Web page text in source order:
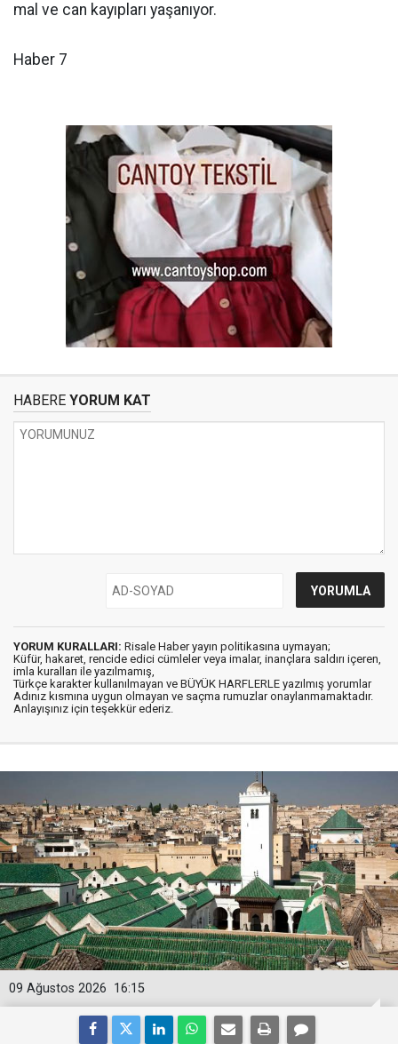
mal ve can kayıpları yaşanıyor.
Haber 7
HABERE YORUM KAT
YORUM KURALLARI: Risale Haber yayın politikasına uymayan;
Küfür, hakaret, rencide edici cümleler veya imalar, inançlara saldırı içeren,
imla kuralları ile yazılmamış,
Türkçe karakter kullanılmayan ve BÜYÜK HARFLERLE yazılmış yorumlar
Adınız kısmına uygun olmayan ve saçma rumuzlar onaylanmamaktadır.
Anlayışınız için teşekkür ederiz.
16:15
09 Ağustos 2026